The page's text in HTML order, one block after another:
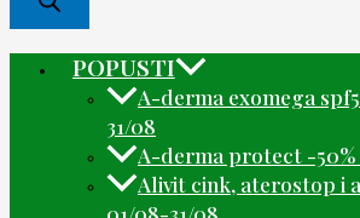
POPUSTI
A-derma exomega
31/08
A-derma protect -50%
Alivit cink, aterostop i